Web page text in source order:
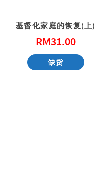
基督化家庭的恢复(上)
RM31.00
缺货